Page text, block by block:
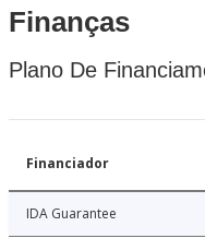
Finanças
Plano De
Financiador
IDA Guarantee